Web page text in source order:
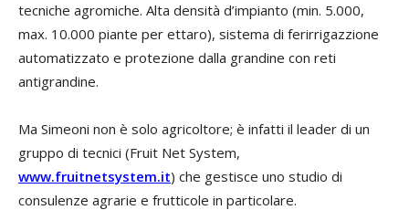
tecniche agromiche. Alta densità d’impianto (min. 5.000,
max. 10.000 piante per ettaro), sistema di ferirrigazzione
automatizzato e protezione dalla grandine con reti
antigrandine.
Ma Simeoni non è solo agricoltore; è infatti il leader di un
gruppo di tecnici (Fruit Net System,
www.fruitnetsystem.it) che gestisce uno studio di
consulenze agrarie e frutticole in particolare.